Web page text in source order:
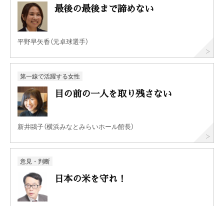
最後の最後まで諦めない
平野早矢香（元卓球選手）
第一線で活躍する女性
目の前の一人を取り残さない
新井鷗子（横浜みなとみらいホール館長）
意見・判断
日本の米を守れ！